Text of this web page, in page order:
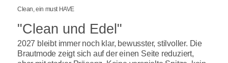
Clean, ein must HAVE
"Clean und Edel"
2027 bleibt immer noch klar, bewusster, stilvoller. Die
Brautmode zeigt sich auf der einen Seite reduziert,